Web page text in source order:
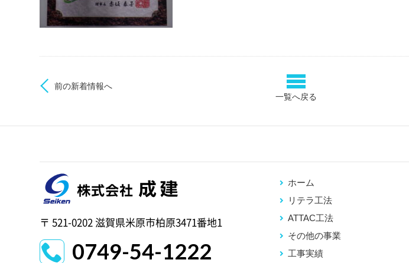
前の新着情報へ
一覧へ戻る
〒 521-0202 滋賀県米原市柏原3471番地1
0749-54-1222
ホーム
リテラ工法
ATTAC工法
その他の事業
工事実績